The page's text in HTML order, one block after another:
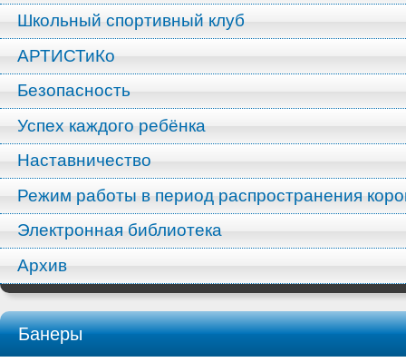
Школьный спортивный клуб
АРТИСТиКо
Безопасность
Успех каждого ребёнка
Наставничество
Режим работы в период распространения
Электронная библиотека
Архив
Банеры